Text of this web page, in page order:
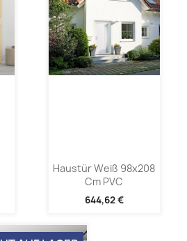
Haustür Weiß 98x208
Cm PVC
644,62 €